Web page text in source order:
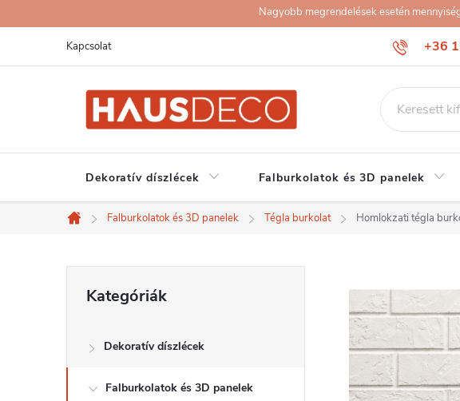
a
Nagyobb megrendelések esetén
+36
Kapcsolat
Dekoratív díszlécek Falburkolatok és 3D panelek
Kezdőlap
Falburkolatok és 3D panelek Tégla burkolat Homlokzati tégla
O
d
átugrása
Kategóriák
Dekoratív díszlécek
Falburkolatok és 3D panelek